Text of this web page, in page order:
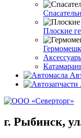
Плоские
г. Рыбинск,